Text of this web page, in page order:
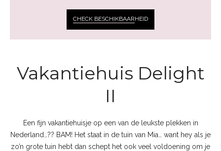
CHECK BESCHIKBAARHEID
Vakantiehuis Delight
II
Een fijn vakantiehuisje op een van de leukste plekken in
Nederland…?? BAM! Het staat in de tuin van Mia… want hey als je
zo’n grote tuin hebt dan schept het ook veel voldoening om je